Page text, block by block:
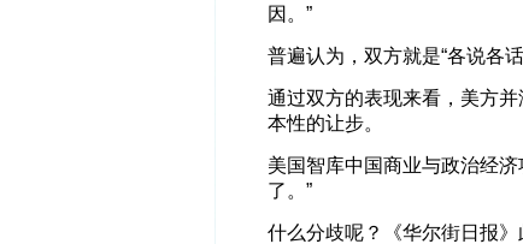
因。”
普遍认为，双方就是“各说各
通过双方的表现来看，美方
本性的让步。
美国智库中国商业与政治经
了。”
什么分歧呢？《华尔街日报